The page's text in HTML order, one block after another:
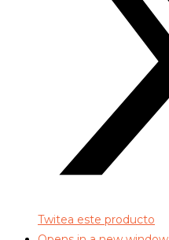
Twitea este producto